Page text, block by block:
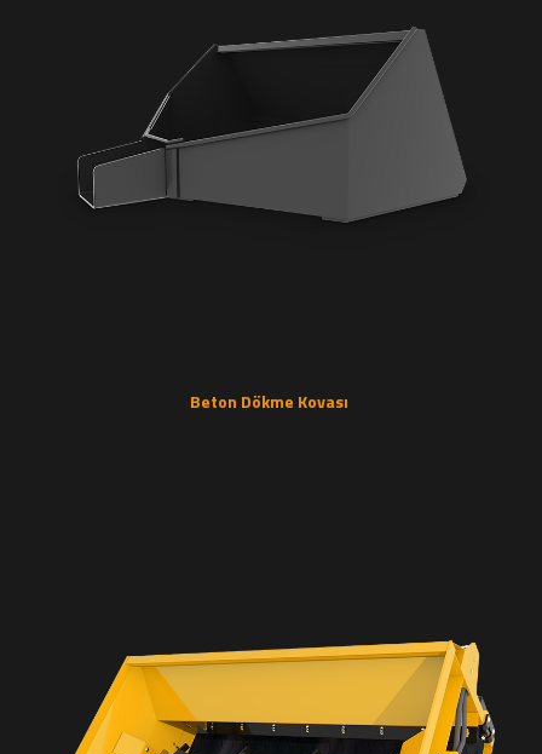
Beton Dökme Kovası